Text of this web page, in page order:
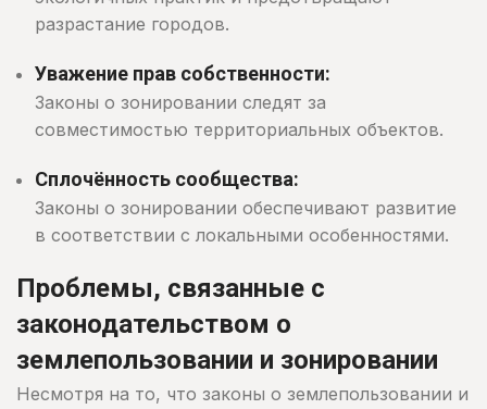
разрастание городов.
Уважение прав собственности:
Законы о зонировании следят за
совместимостью территориальных объектов.
Сплочённость сообщества:
Законы о зонировании обеспечивают развитие
в соответствии с локальными особенностями.
Проблемы, связанные с
законодательством о
землепользовании и зонировании
Несмотря на то, что законы о землепользовании и